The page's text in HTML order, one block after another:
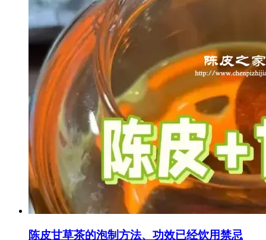
陈皮甘草茶的泡制方法、功效已经饮用禁忌